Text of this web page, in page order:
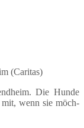
(Cari­tas)
Die Hun­de
mit, wenn sie möch­